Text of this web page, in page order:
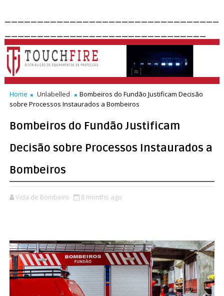
Home Unlabelled
Bombeiros do Fundão Justificam Decisão
sobre Processos Instaurados a Bombeiros
Bombeiros do Fundão Justificam
Decisão sobre Processos Instaurados a
Bombeiros
Vida de Bombeiro 8 months ago